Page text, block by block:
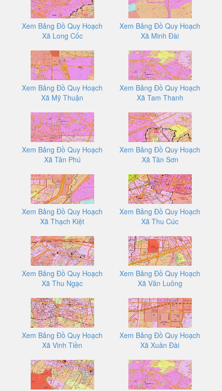
Xem Bảng Đồ Quy Hoạch
Xã Long Cốc
Xem Bảng Đồ Quy Hoạch
Xã Minh Đài
Xem Bảng Đồ Quy Hoạch
Xã Mỹ Thuận
Xem Bảng Đồ Quy Hoạch
Xã Tam Thanh
Xem Bảng Đồ Quy Hoạch
Xã Tân Phú
Xem Bảng Đồ Quy Hoạch
Xã Tân Sơn
Xem Bảng Đồ Quy Hoạch
Xã Thạch Kiệt
Xem Bảng Đồ Quy Hoạch
Xã Thu Cúc
Xem Bảng Đồ Quy Hoạch
Xã Thu Ngạc
Xem Bảng Đồ Quy Hoạch
Xã Văn Luông
Xem Bảng Đồ Quy Hoạch
Xã Vinh Tiền
Xem Bảng Đồ Quy Hoạch
Xã Xuân Đài